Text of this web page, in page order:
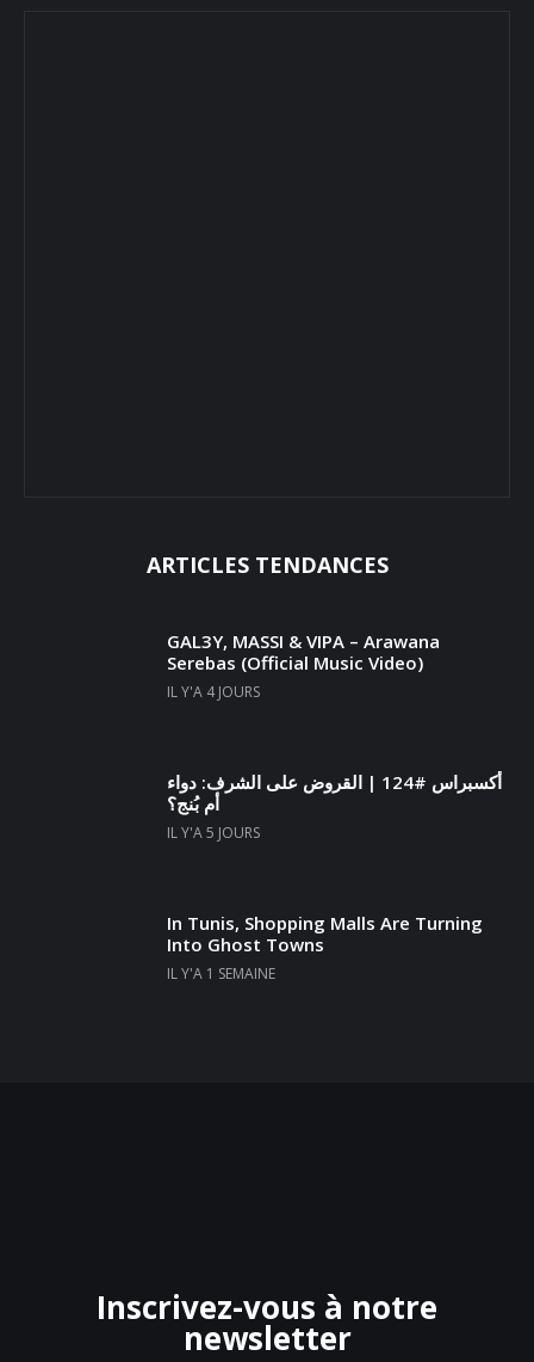
ARTICLES TENDANCES
GAL3Y, MASSI & VIPA – Arawana
Serebas (Official Music Video)
IL Y'A 4 JOURS
أكسبراس #124 | القروض على الشرف: دواء
أم بُنج؟
IL Y'A 5 JOURS
In Tunis, Shopping Malls Are Turning
Into Ghost Towns
IL Y'A 1 SEMAINE
Inscrivez-vous à notre
newsletter